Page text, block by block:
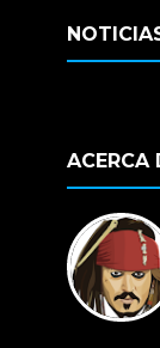
ACERCA